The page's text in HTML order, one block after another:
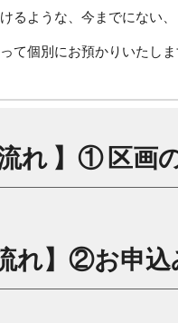
るような、今までにない、
て個別にお預かりいたしま
れ 】① 区画
れ】②お申